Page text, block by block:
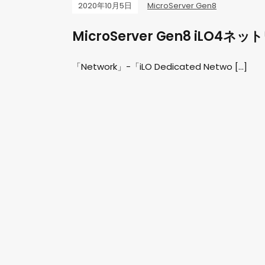
2020年10月5日 MicroServer Gen8
MicroServer Gen8 iLO4ネット
「Network」-「iLO Dedicated Netwo […]